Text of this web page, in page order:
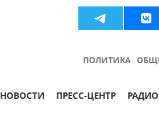
ПОЛИТИКА
НОВОСТИ ПРЕСС-ЦЕНТР РАДИО